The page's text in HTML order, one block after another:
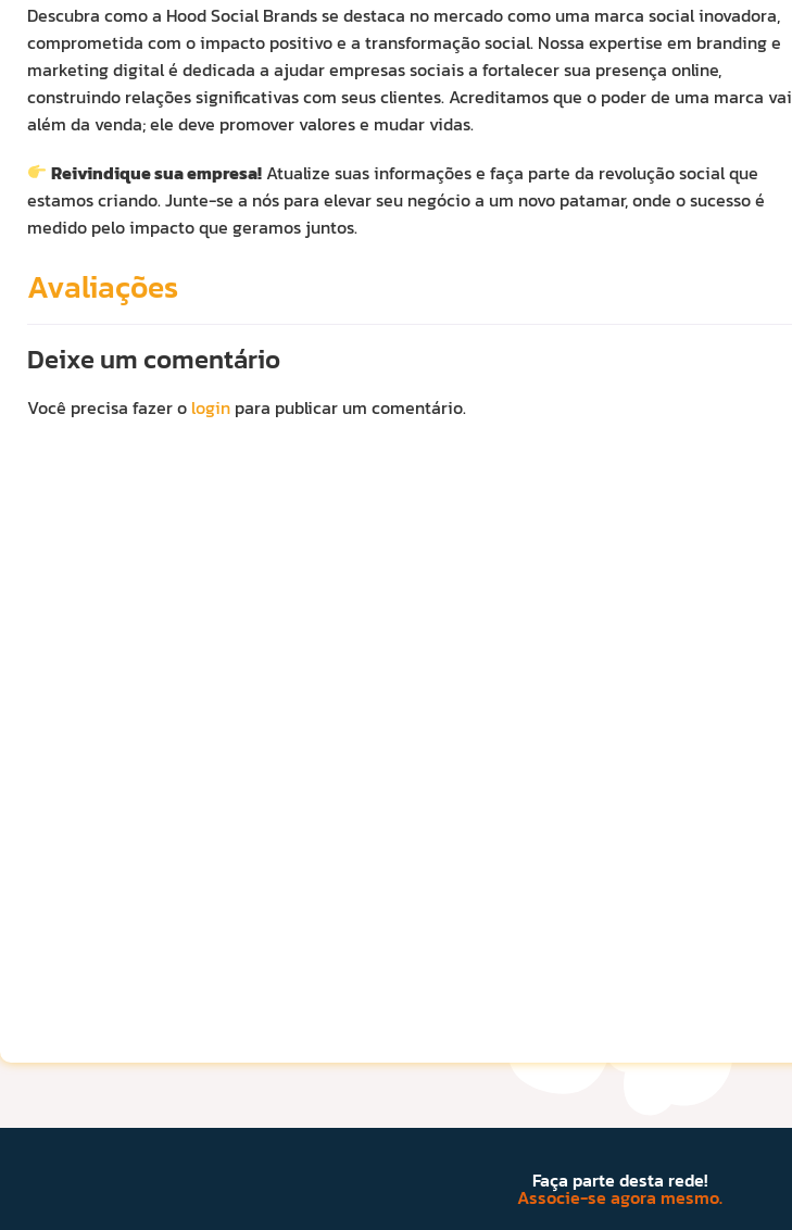
Descubra como a Hood Social Brands se destaca no mercado como uma marca social inovadora,
comprometida com o impacto positivo e a transformação social. Nossa expertise em branding e
marketing digital é dedicada a ajudar empresas sociais a fortalecer sua presença online,
construindo relações significativas com seus clientes. Acreditamos que o poder de uma marca vai
além da venda; ele deve promover valores e mudar vidas.
Reivindique sua empresa!Atualize suas informações e faça parte da revolução social que
estamos criando. Junte-se a nós para elevar seu negócio a um novo patamar, onde o sucesso é
medido pelo impacto que geramos juntos.
Avaliações
Deixe um comentário
Você precisa fazer o login para publicar um comentário.
Faça parte desta rede!
Associe-se agora mesmo.